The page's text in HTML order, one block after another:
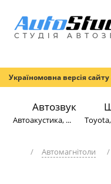
Україномовна версія
Автозвук
Автоакустика, ...
/ Автомагнітоли /